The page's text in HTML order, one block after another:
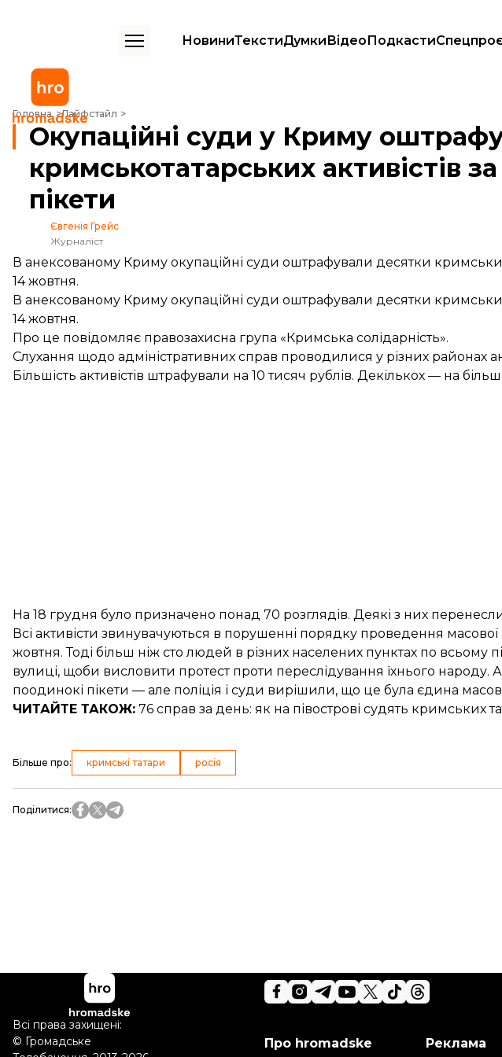
НовиниТекстиДумкиВідеоПодкасти
Головна Лайфстайл
Окупаційні суди у Криму оштрафували 60 кримськотатарських активістів за поодинокі пікети
Окупаційні суди у Криму
кримськотатарських активістів
пікети
Євгенія Грейс
Журналіст
В анексованому Криму окупаційні суди оштрафували десятки
14 жовтня.
В анексованому Криму окупаційні суди оштрафували десятки
14 жовтня.
Про це повідомляє правозахисна група «Кримська солідарність».
Слухання щодо адміністративних справ проводилися у різних районах
Більшість активістів штрафували на 10 тисяч рублів. Декількох — на
На 18 грудня було призначено понад 70 розглядів. Деякі з них
Всі активісти звинувачуються в порушенні порядку проведення масової
жовтня. Тоді більш ніж сто людей в різних населених пунктах по всьому
вулиці, щоби висловити протест проти переслідування їхнього народу.
поодинокі пікети — але поліція і суди вирішили, що це була єдина
ЧИТАЙТЕ ТАКОЖ: 76 справ за день: як на півострові судять кримських
Більше про: кримські татари росія
Поділитися:
Про hromadske
Реклама
Всі права захищені:
© Громадське